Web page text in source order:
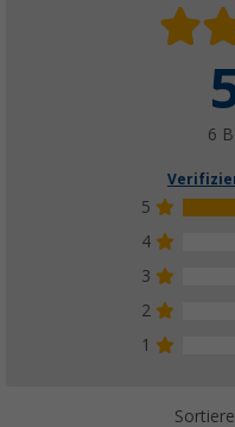
6
5
4
3
2
1